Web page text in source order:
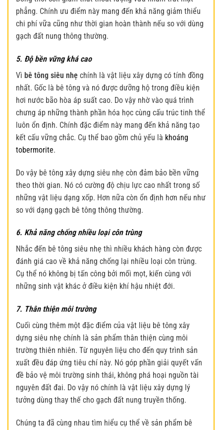
phẳng. Chính ưu điểm này mang đến khả năng giảm thiểu
chi phí vữa cũng như thời gian hoàn thành nếu so với dùng
gạch đất nung thông thường.
5. Độ bền vững khá cao
Vì bê tông siêu nhẹ chính là vật liệu xây dựng có tính đồng
nhất. Gốc là bê tông và nó được dưỡng hộ trong điều kiện
hơi nước bão hòa áp suất cao. Do vậy nhờ vào quá trình
chưng áp những thành phần hóa học cùng cấu trúc tinh thể
luôn ổn định. Chính đặc điểm này mang đến khả năng tạo
kết cấu vững chắc. Cụ thể bao gồm chủ yếu là khoáng
tobermorite.
Do vậy bê tông xây dựng siêu nhẹ còn đảm bảo bền vững
theo thời gian. Nó có cường độ chịu lực cao nhất trong số
những vật liệu dạng xốp. Hơn nữa còn ổn định hơn nếu như
so với dạng gạch bê tông thông thường.
6. Khả năng chống nhiều loại côn trùng
Nhắc đến bê tông siêu nhẹ thì nhiều khách hàng còn được
đánh giá cao về khả năng chống lại nhiều loại côn trùng.
Cụ thể nó không bị tấn công bởi mối mọt, kiến cùng với
những sinh vật khác ở điều kiện khí hậu nhiệt đới.
7. Thân thiện môi trường
Cuối cùng thêm một đặc điểm của vật liệu bê tông xây
dựng siêu nhẹ chính là sản phẩm thân thiện cùng môi
trường thiên nhiên. Từ nguyên liệu cho đến quy trình sản
xuất đều đáp ứng tiêu chí này. Nó góp phần giải quyết vấn
đề bảo vệ môi trường sinh thái, không phá hoại nguồn tài
nguyên đất đai. Do vậy nó chính là vật liệu xây dựng lý
tưởng dùng thay thế cho gạch đất nung truyền thống.
Chúng ta đã cùng nhau tìm hiểu cụ thể về sản phẩm bê